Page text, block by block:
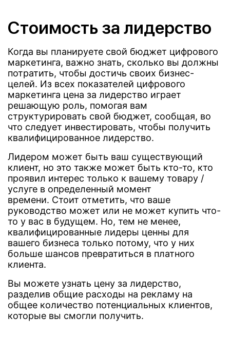
Стоимость за лидерство
Когда вы планируете свой бюджет цифрового
маркетинга, важно знать, сколько вы должны
потратить, чтобы достичь своих бизнес-
целей. Из всех показателей цифрового
маркетинга цена за лидерство играет
решающую роль, помогая вам
структурировать свой бюджет, сообщая, во
что следует инвестировать, чтобы получить
квалифицированное лидерство.
Лидером может быть ваш существующий
клиент, но это также может быть кто-то, кто
проявил интерес только к вашему товару /
услуге в определенный момент
времени. Стоит отметить, что ваше
руководство может или не может купить что-
то у вас в будущем. Но, тем не менее,
квалифицированные лидеры ценны для
вашего бизнеса только потому, что у них
больше шансов превратиться в платного
клиента.
Вы можете узнать цену за лидерство,
разделив общие расходы на рекламу на
общее количество потенциальных клиентов,
которые вы смогли получить.